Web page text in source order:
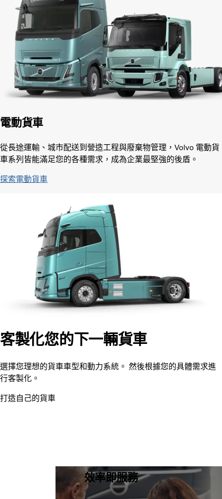
電動貨車
從長途運輸、城市配送到營造工程與廢棄物管理，Volvo 電動貨
車系列皆能滿足您的各種需求，成為企業最堅強的後盾。
探索電動貨車
客製化您的下一輛貨車
選擇您理想的貨車車型和動力系統。 然後根據您的具體需求進
行客製化。
打造自己的貨車
效率即服務